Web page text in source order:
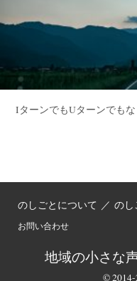
IターンでもUターンでも
のしごとについて ／ のし
お問い合わせ
地域の小さな
© 2014-